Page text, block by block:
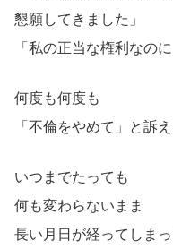
懇願してきました」
「私の正当な権利なの
何度も何度も
「不倫をやめて」と訴
いつまでたっても
何も変わらないまま
長い月日が経ってしまっ